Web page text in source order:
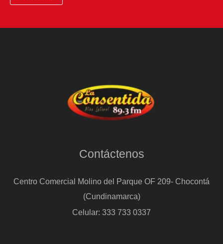
Contáctenos
Centro Comercial Molino del Parque OF 209- Chocontá
(Cundinamarca)
Celular: 333 733 0337